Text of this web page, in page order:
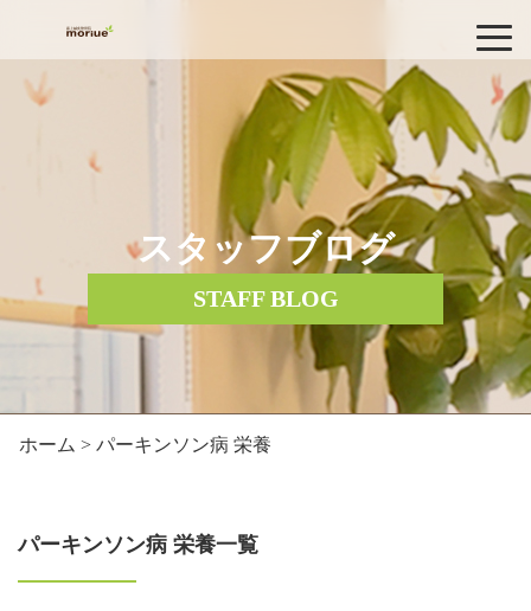
スタッフブログ
STAFF BLOG
ホーム > パーキンソン病 栄養
パーキンソン病 栄養一覧